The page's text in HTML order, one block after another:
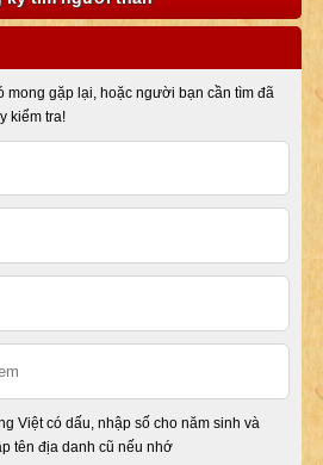
mong gặp lại, hoặc người bạn cần tìm đã
kiểm tra!
Việt có dấu, nhập số cho năm sinh và
tên địa danh cũ nếu nhớ